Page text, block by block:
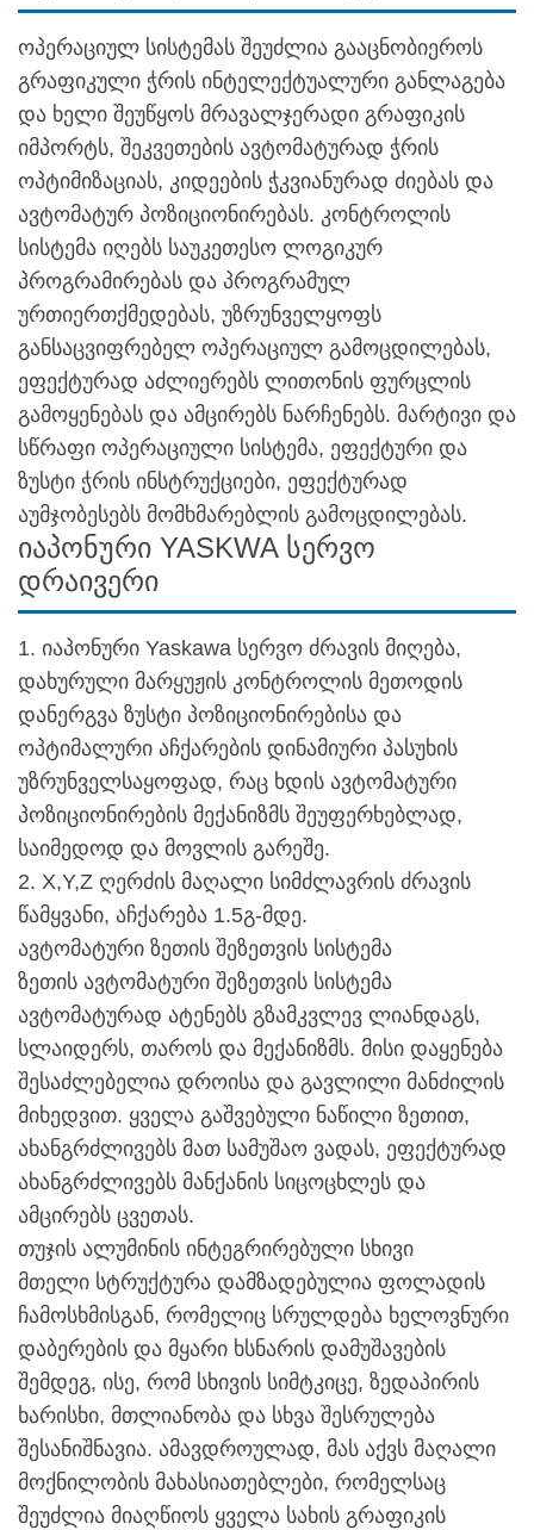
ოპერაციულ სისტემას შეუძლია გააცნობიეროს
გრაფიკული ჭრის ინტელექტუალური განლაგება
და ხელი შეუწყოს მრავალჯერადი გრაფიკის
იმპორტს, შეკვეთების ავტომატურად ჭრის
ოპტიმიზაციას, კიდეების ჭკვიანურად ძიებას და
ავტომატურ პოზიციონირებას. კონტროლის
სისტემა იღებს საუკეთესო ლოგიკურ
პროგრამირებას და პროგრამულ
ურთიერთქმედებას, უზრუნველყოფს
განსაცვიფრებელ ოპერაციულ გამოცდილებას,
ეფექტურად აძლიერებს ლითონის ფურცლის
გამოყენებას და ამცირებს ნარჩენებს. მარტივი და
სწრაფი ოპერაციული სისტემა, ეფექტური და
ზუსტი ჭრის ინსტრუქციები, ეფექტურად
აუმჯობესებს მომხმარებლის გამოცდილებას.
იაპონური YASKWA სერვო
დრაივერი
1. იაპონური Yaskawa სერვო ძრავის მიღება,
დახურული მარყუჟის კონტროლის მეთოდის
დანერგვა ზუსტი პოზიციონირებისა და
ოპტიმალური აჩქარების დინამიური პასუხის
უზრუნველსაყოფად, რაც ხდის ავტომატური
პოზიციონირების მექანიზმს შეუფერხებლად,
საიმედოდ და მოვლის გარეშე.
2. X,Y,Z ღერძის მაღალი სიმძლავრის ძრავის
წამყვანი, აჩქარება 1.5გ-მდე.
ავტომატური ზეთის შეზეთვის სისტემა
ზეთის ავტომატური შეზეთვის სისტემა
ავტომატურად ატენებს გზამკვლევ ლიანდაგს,
სლაიდერს, თაროს და მექანიზმს. მისი დაყენება
შესაძლებელია დროისა და გავლილი მანძილის
მიხედვით. ყველა გაშვებული ნაწილი ზეთით,
ახანგრძლივებს მათ სამუშაო ვადას, ეფექტურად
ახანგრძლივებს მანქანის სიცოცხლეს და
ამცირებს ცვეთას.
თუჯის ალუმინის ინტეგრირებული სხივი
მთელი სტრუქტურა დამზადებულია ფოლადის
ჩამოსხმისგან, რომელიც სრულდება ხელოვნური
დაბერების და მყარი ხსნარის დამუშავების
შემდეგ, ისე, რომ სხივის სიმტკიცე, ზედაპირის
ხარისხი, მთლიანობა და სხვა შესრულება
შესანიშნავია. ამავდროულად, მას აქვს მაღალი
მოქნილობის მახასიათებლები, რომელსაც
შეუძლია მიაღწიოს ყველა სახის გრაფიკის